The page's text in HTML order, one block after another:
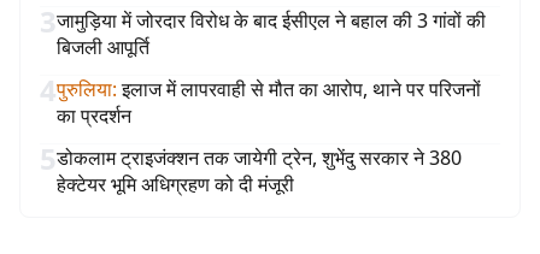
3जामुड़िया में जोरदार विरोध के बाद ईसीएल ने बहाल की 3 गांवों की
बिजली आपूर्ति
4पुरुलिया: इलाज में लापरवाही से मौत का आरोप, थाने पर परिजनों
का प्रदर्शन
5डोकलाम ट्राइजंक्शन तक जायेगी ट्रेन, शुभेंदु सरकार ने 380
हेक्टेयर भूमि अधिग्रहण को दी मंजूरी